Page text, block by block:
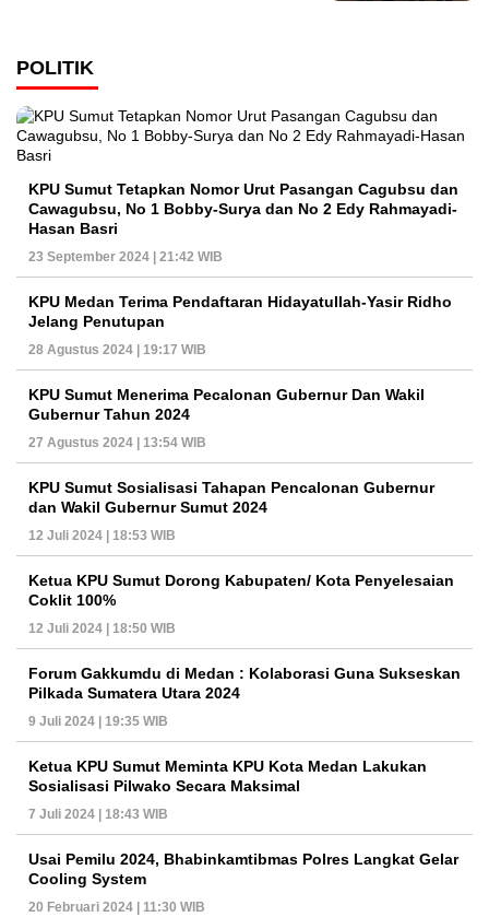
POLITIK
KPU Sumut Tetapkan Nomor Urut Pasangan Cagubsu dan
Cawagubsu, No 1 Bobby-Surya dan No 2 Edy Rahmayadi-
Hasan Basri
23 September 2024 | 21:42 WIB
KPU Medan Terima Pendaftaran Hidayatullah-Yasir Ridho
Jelang Penutupan
28 Agustus 2024 | 19:17 WIB
KPU Sumut Menerima Pecalonan Gubernur Dan Wakil
Gubernur Tahun 2024
27 Agustus 2024 | 13:54 WIB
KPU Sumut Sosialisasi Tahapan Pencalonan Gubernur
dan Wakil Gubernur Sumut 2024
12 Juli 2024 | 18:53 WIB
Ketua KPU Sumut Dorong Kabupaten/ Kota Penyelesaian
Coklit 100%
12 Juli 2024 | 18:50 WIB
Forum Gakkumdu di Medan : Kolaborasi Guna Sukseskan
Pilkada Sumatera Utara 2024
9 Juli 2024 | 19:35 WIB
Ketua KPU Sumut Meminta KPU Kota Medan Lakukan
Sosialisasi Pilwako Secara Maksimal
7 Juli 2024 | 18:43 WIB
Usai Pemilu 2024, Bhabinkamtibmas Polres Langkat Gelar
Cooling System
20 Februari 2024 | 11:30 WIB